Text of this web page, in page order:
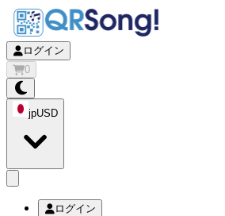
ログイン
0
jpUSD
ログイン